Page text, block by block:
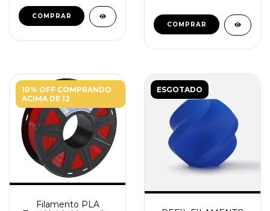
10% OFF COMPRANDO
ACIMA DE 12
Filamento PLA
ESGOTADO